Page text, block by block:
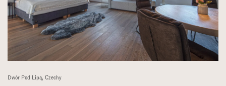
Dwór Pod Lipą, Czechy